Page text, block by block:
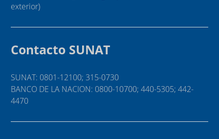
exterior)
Contacto SUNAT
SUNAT: 0801-12100; 315-0730
BANCO DE LA NACION: 0800-10700; 440-5305; 442-
4470